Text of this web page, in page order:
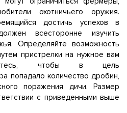
охотничьего оружия.
достичь успехов в
всесторонне изучить
Определяйте возможность
пристрелки на нужное вам
чтобы в цель
попадало количество дробин,
поражения дичи. Размер
с приведенными выше